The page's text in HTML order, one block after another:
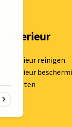
Interieur
Interieur reinigen
Interieur
Kwasten